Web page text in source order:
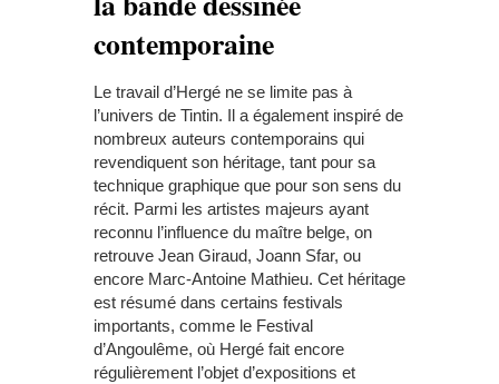
contemporaine
Le travail d’Hergé ne se limite pas à
l’univers de Tintin. Il a également inspiré de
nombreux auteurs contemporains qui
revendiquent son héritage, tant pour sa
technique graphique que pour son sens du
récit. Parmi les artistes majeurs ayant
reconnu l’influence du maître belge, on
retrouve Jean Giraud, Joann Sfar, ou
encore Marc-Antoine Mathieu. Cet héritage
est résumé dans certains festivals
importants, comme le Festival
d’Angoulême, où Hergé fait encore
régulièrement l’objet d’expositions et